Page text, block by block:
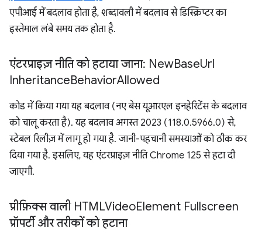
एपीआई में बदलाव होता है, शब्दावली में बदलाव से डिस्क्रिप्टर का
इस्तेमाल लंबे समय तक होता है.
एंटरप्राइज़ नीति को हटाया जाना: NewBaseUrl
InheritanceBehaviorAllowed
कोड में किया गया यह बदलाव (नए बेस यूआरएल इनहेरिटेंस के बदलाव
को चालू करता है). यह बदलाव अगस्त 2023 (118.0.5966.0) से,
स्टेबल रिलीज़ में लागू हो गया है. जानी-पहचानी समस्याओं को ठीक कर
दिया गया है. इसलिए, यह एंटरप्राइज़ नीति Chrome 125 से हटा दी
जाएगी.
प्रीफ़िक्स वाली HTMLVideoElement Fullscreen
प्रॉपर्टी और तरीकों को हटाना